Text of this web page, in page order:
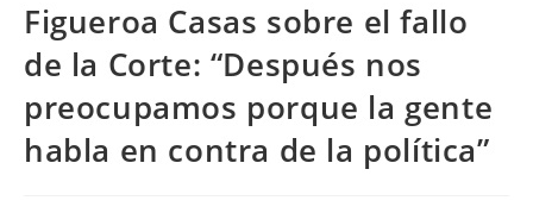
Figueroa Casas sobre el fallo
de la Corte: “Después nos
preocupamos porque la gente
habla en contra de la política”